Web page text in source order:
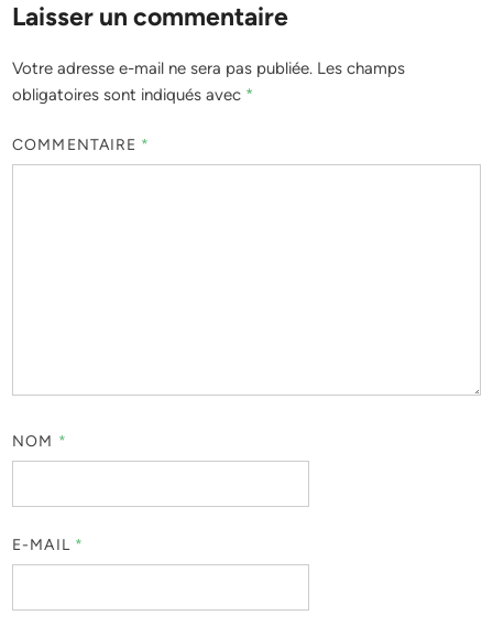
Laisser un commentaire
Votre adresse e-mail ne sera pas publiée. Les champs
obligatoires sont indiqués avec *
COMMENTAIRE *
NOM *
E-MAIL *